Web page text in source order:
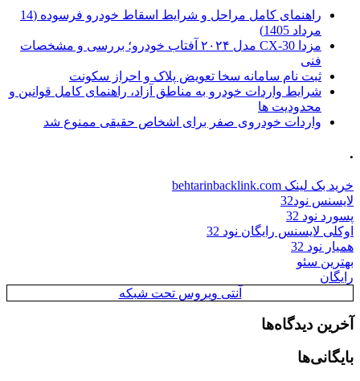
راهنمای کامل مراحل و شرایط اسقاط خودرو فرسوده (14
مرداد 1405)
مزدا CX-30 مدل ۲۰۲۴ آفتاب خودرو؛ بررسی و مشخصات
فنی
ثبت نام سامانه سخا تعویض پلاک و احراز سکونت
شرایط واردات خودرو به مناطق آزاد، راهنمای کامل قوانین و
محدودیت ها
واردات خودروی صفر برای اشخاص حقیقی ممنوع شد
.
خرید بک لینک behtarinbacklink.com
لایسنس نود32
پسورد نود 32
اوکلی لایسنس رایگان نود 32
همیار نود 32
بهترین سئو
رایگان
آنتی ویروس تحت شبکه
آخرین دیدگاه‌ها
بایگانی‌ها